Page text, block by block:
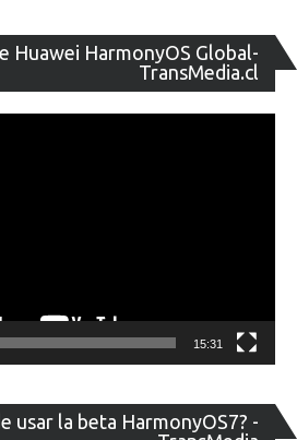
Huawei HarmonyOS Global-
TransMedia.cl
de
15:31
usar la beta HarmonyOS7? -